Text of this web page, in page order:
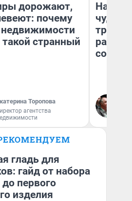
дорожают,
почему
такой странный
Торопова
агентства
чудом
гладь для
гайд от набора
до первого
изделия